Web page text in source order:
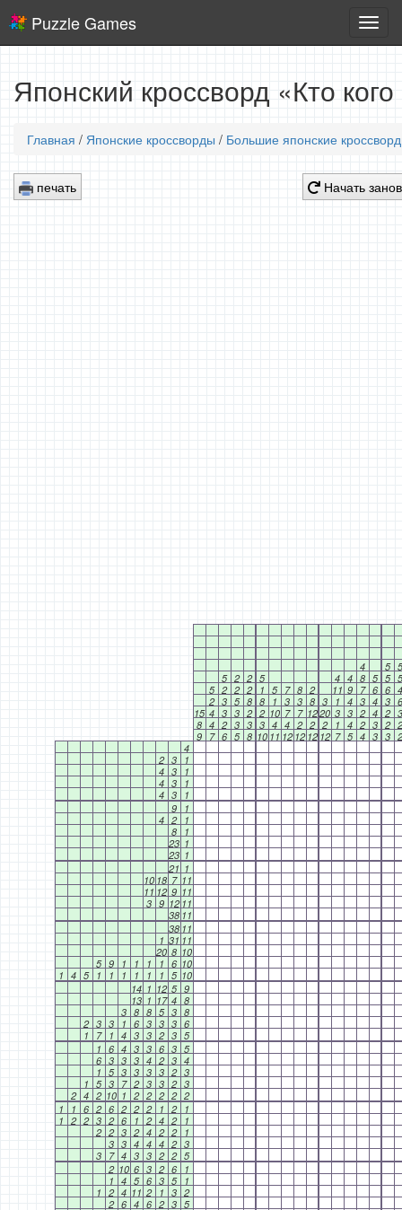
игры
Puzzle Games
Японский кроссворд «Кто
Главная / Японские кроссворды / Большие японские
печать Начать
4 5 5
5 2 2 5 4 4 8 5 5 5
5 2 2 2 1 5 7 8 2 11 9 7 6 6 4
2 3 5 8 8 1 3 3 8 3 1 4 3 4 3 6
15 4 3 3 2 2 10 7 7 1220 3 3 2 4 2 3
8 4 2 3 3 3 4 4 2 2 2 1 4 2 3 2 2
9 7 6 5 8 10 11 12 12 12 12 7 5 4 3 3 2
4
2 3
1
4 3
1
4 3
1
4 3
1
9
1
4 2
1
8
1
23 1
23 1
21 1
10 18 7 11
11 12 9 11
3 9 12 11
38 11
38 11
1 31 11
20 8 10
5 9 1 1 1 1 6 10
1 4 5 1 1 1 1 1 1 5 10
14 1 12 5 9
13 1 17 4 8
3 8 8 5 3 8
2 3 3 1 6 3 3 3 6
1
7 1 4 3 3 2 3 5
1 6 4 3 3 6 3 5
6 3 3 3 4 2 3 4
1 5 3 3 3 3 2 3
1 5 3 7 2 3 3 2 3
2 4 2 10 1 2 2 2 2 2
1
1 6 2 6 2 2 2 1 2
1
1 2 2 3 2 6 1 2 4 2
1
2 2 3 2 4 2 2
1
3 3 4 4 4 2 3
3 7 4 3 3 2 2 5
2 10 6 3 2 6
1
1 4 5 6 3 5
1
1 2 4 11 2 1 3 2
2 6 4 6 2 3 5